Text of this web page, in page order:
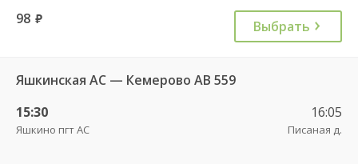
98 руб. Выбрать
Яшкинская АС — Кемерово АВ 559
15:30
Яшкино пгт АС
16:05
Писаная д.